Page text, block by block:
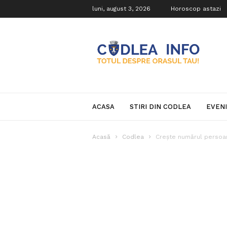
luni, august 3, 2026 Horoscop astazi
Info
ACASA STIRI DIN CODLEA
Acasă Codlea Crește numărul